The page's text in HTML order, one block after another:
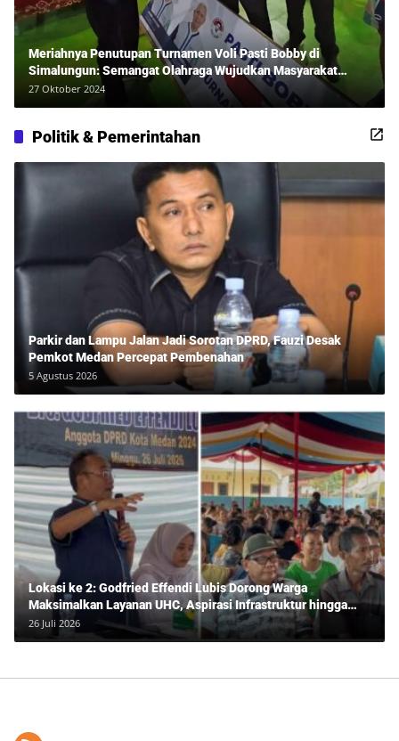
Meriahnya Penutupan Turnamen Voli Pasti Bobby di
Simalungun: Semangat Olahraga Wujudkan Masyarakat
Sehat Bersama Erwan Rozadi dan Ribuan Penonton!
27 Oktober 2024
Politik & Pemerintahan
Parkir dan Lampu Jalan Jadi Sorotan DPRD, Fauzi Desak
Pemkot Medan Percepat Pembenahan
5 Agustus 2026
Lokasi ke 2: Godfried Effendi Lubis Dorong Warga
Maksimalkan Layanan UHC, Aspirasi Infrastruktur hingga
Pendidikan Mengemuka dalam Reses Medan Amplas
26 Juli 2026